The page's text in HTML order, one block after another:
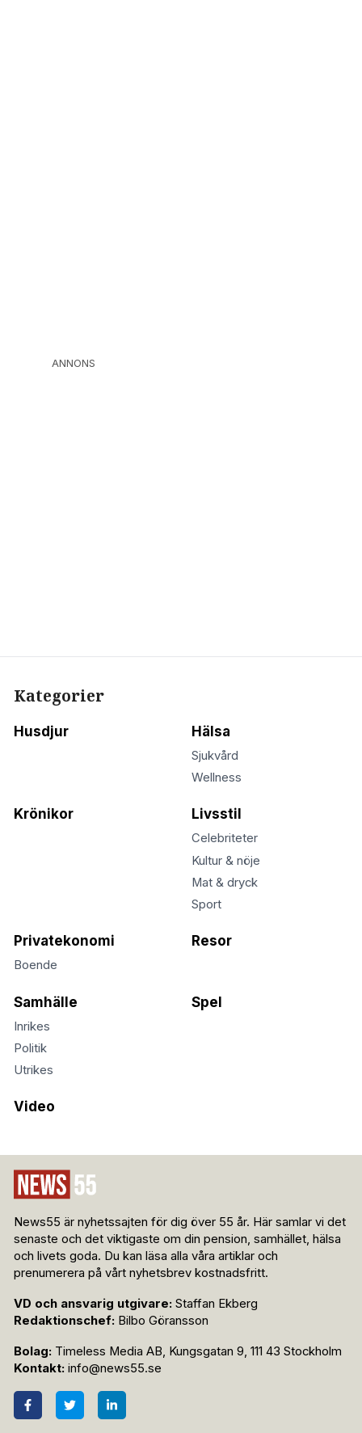
ANNONS
Kategorier
Husdjur Hälsa
Sjukvård
Wellness
Krönikor Livsstil
Celebriteter
Kultur & nöje
Mat & dryck
Sport
Privatekonomi
Boende
Resor
Samhälle
Inrikes
Politik
Utrikes
Spel
Video
News55 är nyhetssajten för dig över 55 år. Här samlar vi det
senaste och det viktigaste om din pension, samhället, hälsa
och livets goda. Du kan läsa alla våra artiklar och
prenumerera på vårt nyhetsbrev kostnadsfritt.
VD och ansvarig utgivare: Staffan Ekberg
Redaktionschef: Bilbo Göransson
Bolag: Timeless Media AB, Kungsgatan 9, 111 43 Stockholm
Kontakt: info@news55.se